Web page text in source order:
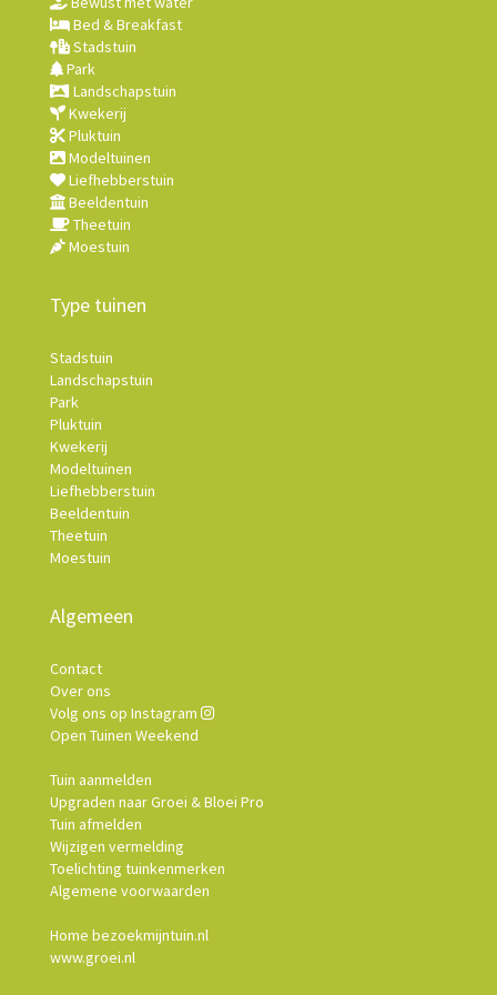
Bed & Breakfast
Stadstuin
Park
Landschapstuin
Kwekerij
Pluktuin
Modeltuinen
Liefhebberstuin
Beeldentuin
Theetuin
Moestuin
Type tuinen
Stadstuin
Landschapstuin
Park
Pluktuin
Kwekerij
Modeltuinen
Liefhebberstuin
Beeldentuin
Theetuin
Moestuin
Algemeen
Contact
Over ons
Volg ons op Instagram
Open Tuinen Weekend
Tuin aanmelden
Upgraden naar Groei & Bloei Pro
Tuin afmelden
Wijzigen vermelding
Toelichting tuinkenmerken
Algemene voorwaarden
Home bezoekmijntuin.nl
www.groei.nl